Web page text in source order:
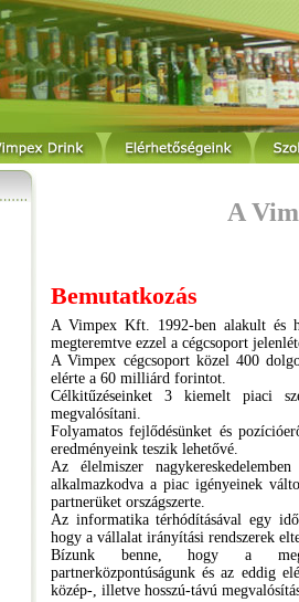
A
Bemutatkozás
A Vimpex Kft. 1992-ben alakult és
megteremtve ezzel a cégcsoport
A Vimpex cégcsoport közel 400
elérte a 60 milliárd forintot.
Célkitűzéseinket 3 kiemelt piaci
megvalósítani.
Folyamatos fejlődésünket és
eredményeink teszik lehetővé.
Az élelmiszer
alkalmazkodva a piac igényeinek
partnerüket országszerte.
Az informatika térhódításával egy
hogy a vállalat irányítási rendszerek
Bízunk benne, hogy a
partnerközpontúságunk és az eddig
közép-, illetve hosszú-távú